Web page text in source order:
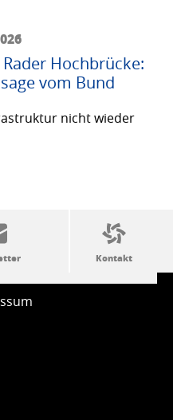
Hochbrücke:
vom Bund
nicht wieder